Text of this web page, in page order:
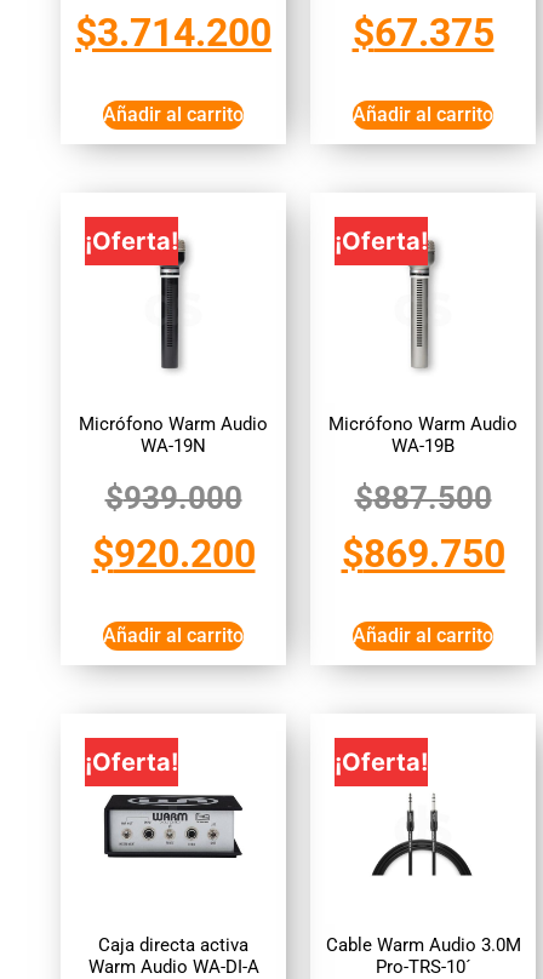
$3.714.200
Añadir al carrito
$67.375
Añadir al carrito
¡Oferta!
Micrófono Warm Audio
WA-19N
$939.000
$920.200
Añadir al carrito
¡Oferta!
Micrófono Warm Audio
WA-19B
$887.500
$869.750
Añadir al carrito
¡Oferta!
Caja directa activa
Warm Audio WA-DI-A
¡Oferta!
Cable Warm Audio 3.0M
Pro-TRS-10´